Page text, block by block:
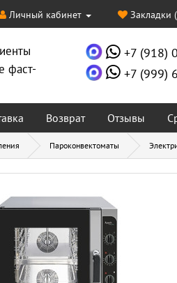
Личный кабинет Закладки
фаст-
+7 (918)
+7 (999)
Возврат Отзывы
Пароконвектоматы